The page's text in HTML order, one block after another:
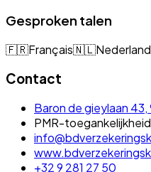
Gesproken talen
🇫🇷Français🇳🇱
Contact
Baron de gieylaan
PMR-toegankelijkheid
+32 9 281 27 50